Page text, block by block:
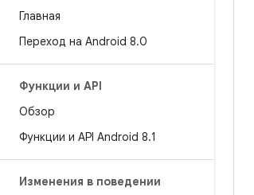
Главная
Переход на Android 8.0
Функции и API
Обзор
Функции и API Android 8.1
Изменения в поведении